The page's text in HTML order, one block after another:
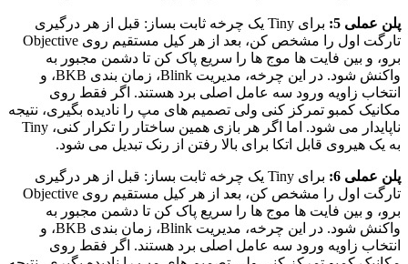
پلن عملی 5:
برای Tiny یک چرخه ثابت بساز: قبل از هر درگیری
تارگت اول را مشخص کن، بعد از هر کیل مستقیم روی Objective
برو، و بین فایت ها موج ها را سریع پاک کن تا دشمن مجبور به
واکنش شود. در این چرخه، مدیریت Blink، زمان بندی BKB، و
انتخاب زاویه ورود سه عامل اصلی برد هستند. اگر فقط روی
مکانیک کمبو تمرکز کنی ولی تصمیم های مپ را نادیده بگیری، نتیجه
ناپایدار می شود. اما اگر هر بازی همین ساختار را تکرار کنی، Tiny
به یک هیروی قابل اتکا برای بالا رفتن از رنک تبدیل می شود.
پلن عملی 6:
برای Tiny یک چرخه ثابت بساز: قبل از هر درگیری
تارگت اول را مشخص کن، بعد از هر کیل مستقیم روی Objective
برو، و بین فایت ها موج ها را سریع پاک کن تا دشمن مجبور به
واکنش شود. در این چرخه، مدیریت Blink، زمان بندی BKB، و
انتخاب زاویه ورود سه عامل اصلی برد هستند. اگر فقط روی